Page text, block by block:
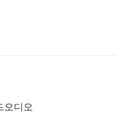
오디오